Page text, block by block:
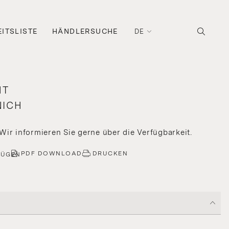
HÄNDLERSUCHE DE
informieren Sie gerne über die Verfügbarkeit.
PDF DOWNLOAD DRUCKEN